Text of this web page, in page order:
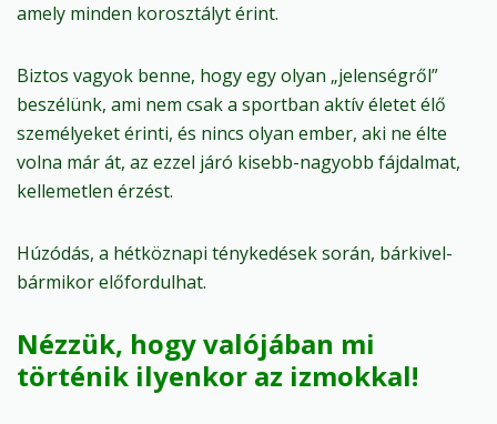
amely minden korosztályt érint.
Biztos vagyok benne, hogy egy olyan „jelenségről”
beszélünk, ami nem csak a sportban aktív életet élő
személyeket érinti, és nincs olyan ember, aki ne élte
volna már át, az ezzel járó kisebb-nagyobb fájdalmat,
kellemetlen érzést.
Húzódás, a hétköznapi ténykedések során, bárkivel-
bármikor előfordulhat.
Nézzük, hogy valójában mi
történik ilyenkor az izmokkal!